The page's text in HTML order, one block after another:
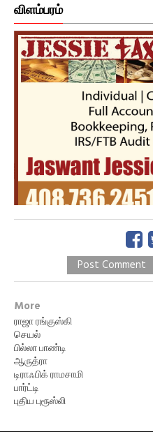
விளம்பரம்
Post Comment
More
ராஜா ரங்குஸ்கி
செயல்
பில்லா பாண்டி
ஆருத்ரா
டிராஃபிக் ராமசாமி
பார்ட்டி
புதிய புரூஸ்லி